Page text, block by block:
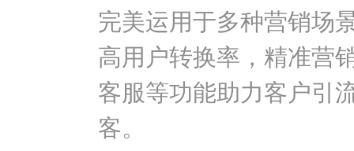
完美运用于多种营销场
高用户转换率，精准营
客服等功能助力客户引
客。